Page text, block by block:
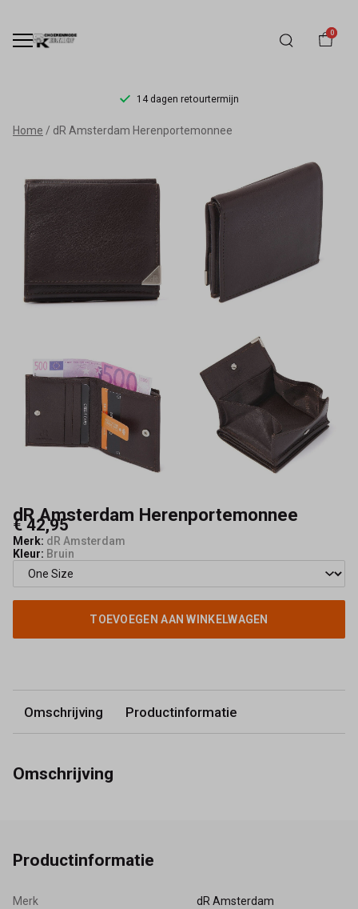
0
14 dagen retourtermijn
dR
Herenportemonnee
Schoenmode
Kerkhof
Home dR Amsterdam Herenportemonnee
dR Amsterdam Herenportemonnee
€ 42,95
Merk: dR Amsterdam
Kleur: Bruin
TOEVOEGEN AAN WINKELWAGEN
Omschrijving Productinformatie
Omschrijving
Productinformatie
Merk dR Amsterdam